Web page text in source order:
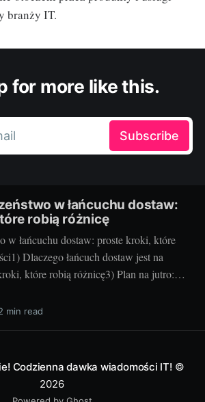
branży IT.
for more like this.
Subscribe
w łańcuchu dostaw:
robią różnicę
w łańcuchu dostaw: proste kroki, które
Dlaczego łańcuch dostaw jest na
które robią różnicę3) Plan na jutro:
efektów1) Dlaczego łańcuch dostaw jest
atak na łańcuch dostaw – w dwóch
min read
Codzienna dawka wiadomości IT! ©
2026